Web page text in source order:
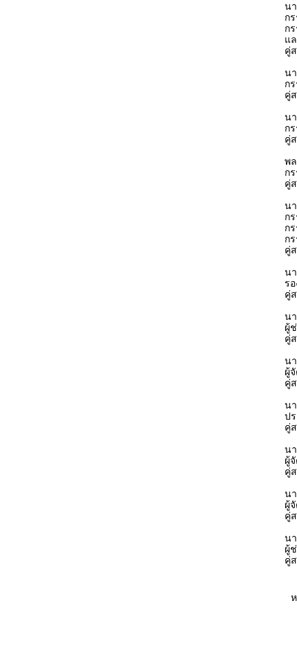
น
ก
ก
แ
คู่
น
ก
คู่
น
ก
คู่
พ
ก
คู่
น
ก
ก
ก
คู่
น
ร
คู่
น
ผู้
คู่
น
ผู้
คู่
น
ป
คู่
น
ผู้
คู่
น
ผู้
คู่
น
ผู้
คู่